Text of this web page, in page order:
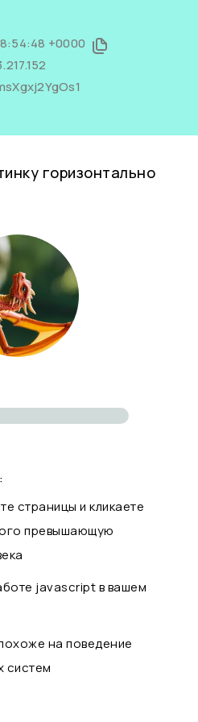
+0000
горизонтально
страницы и кликаете
превышающую
javascript в вашем
на поведение
систем